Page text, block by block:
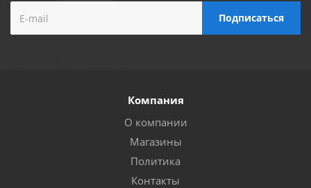
Компания
О компании
Магазины
Политика
Контакты